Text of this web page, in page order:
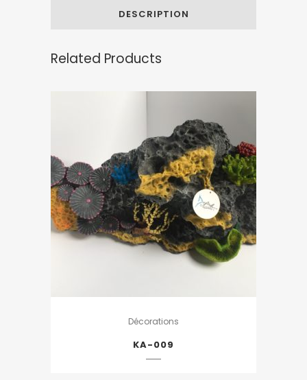
DESCRIPTION
Related Products
Décorations
KA-009